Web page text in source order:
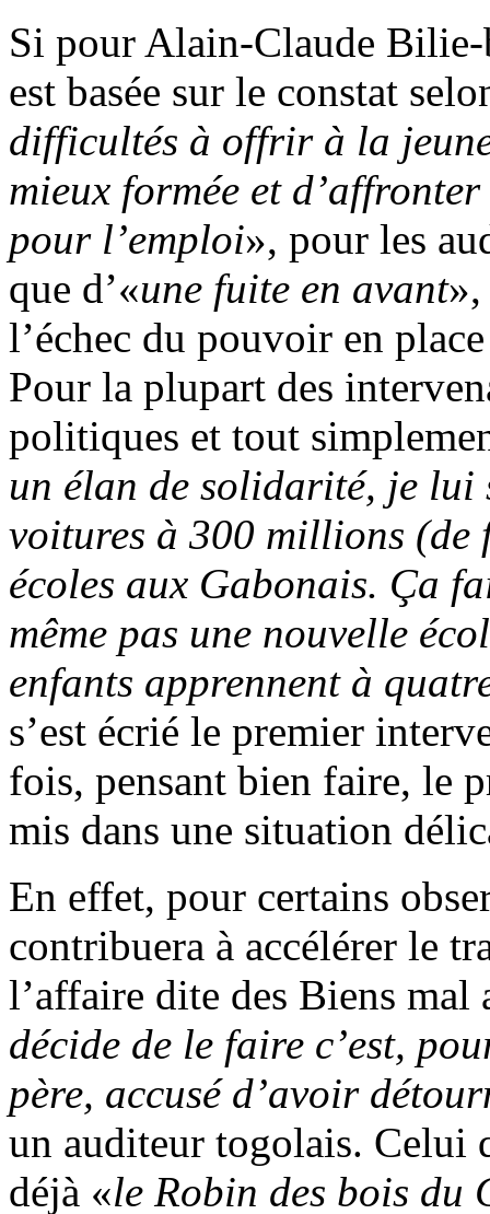
Si pour Alain-Claude
est basée sur le constat
difficultés à offrir à la
mieux formée et
pour l’emploi», pour les
que d’«une fuite en avant
l’échec du pouvoir en
Pour la plupart des
politiques et tout
un élan de solidarité, je lui
voitures à 300 millions (de
écoles aux Gabonais. Ça
même pas une nouvelle
enfants apprennent à
s’est écrié le premier
fois, pensant bien faire, le
mis dans une situation
En effet, pour certains
contribuera à accélérer le
l’affaire dite des Biens
décide de le faire c’est,
père, accusé d’avoir
un auditeur togolais. Celui
déjà «le Robin des bois du